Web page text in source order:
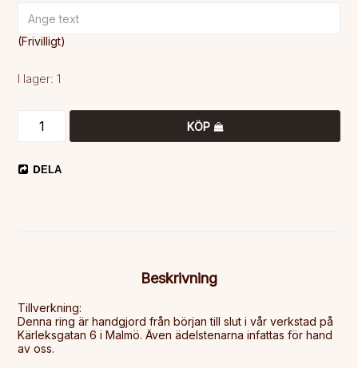
(Frivilligt)
I lager: 1
KÖP
DELA
Beskrivning
Tillverkning:
Denna ring är handgjord från början till slut i vår verkstad på
Kärleksgatan 6 i Malmö. Även ädelstenarna infattas för hand
av oss.